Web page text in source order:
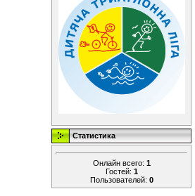
Статистика
Онлайн всего: 1
Гостей: 1
Пользователей: 0